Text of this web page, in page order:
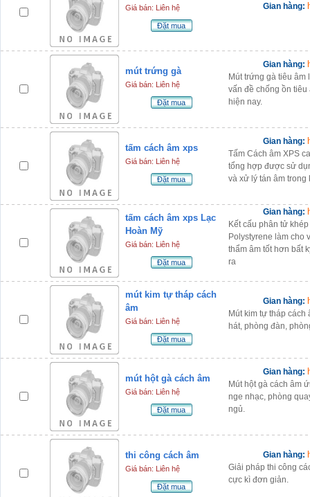
Giá bán: Liên hệ
Đặt mua
Gian hàng:
mút trứng gà
Giá bán: Liên hệ
Đặt mua
Gian hàng:
Mút trứng gà tiêu
vấn đề chống ồn
hiện nay.
tấm cách âm xps
Giá bán: Liên hệ
Đặt mua
Gian hàng:
Tấm Cách âm XPS
tổng hợp được sử
và xử lý tán âm trong
tấm cách âm xps Lạc
Hoàn Mỹ
Giá bán: Liên hệ
Đặt mua
Gian hàng:
Kết cấu phân tử
Polystyrene làm cho
thẩm âm tốt hơn bất
ra
mút kim tự tháp cách
âm
Giá bán: Liên hệ
Đặt mua
Gian hàng:
Mút kim tự tháp
hát, phòng đàn,
mút hột gà cách âm
Giá bán: Liên hệ
Đặt mua
Gian hàng:
Mút hột gà cách âm
nge nhạc, phòng
ngủ.
thi công cách âm
Giá bán: Liên hệ
Đặt mua
Gian hàng:
Giải pháp thi công
cực kì đơn giản.